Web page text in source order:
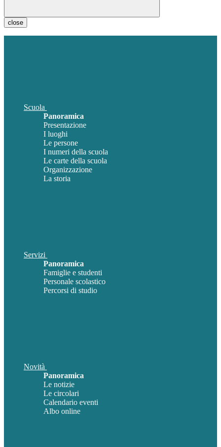
close
Scuola
Panoramica
Presentazione
I luoghi
Le persone
I numeri della scuola
Le carte della scuola
Organizzazione
La storia
Servizi
Panoramica
Famiglie e studenti
Personale scolastico
Percorsi di studio
Novità
Panoramica
Le notizie
Le circolari
Calendario eventi
Albo online